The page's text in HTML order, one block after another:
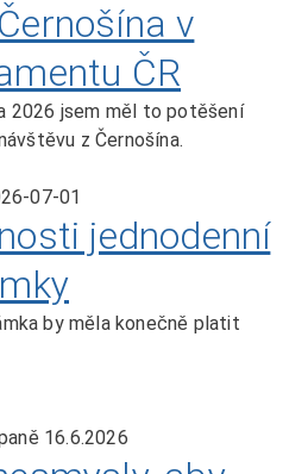
v
ČR
2026 jsem měl to potěšení
z Černošína.
jednodenní
by měla konečně platit